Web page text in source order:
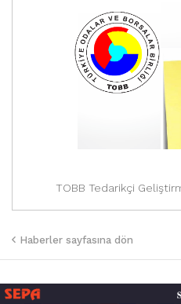
TOBB Tedarikçi
Haberler sayfasına dön